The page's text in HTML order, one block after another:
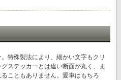
特殊製法により、細かい文字もクリ
ステッカーとは違い断面が丸く、ま
こともありません。愛車はもちろ